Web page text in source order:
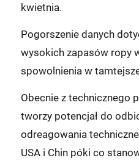
kwietnia.
Pogorszenie danych
wysokich zapasów ropy
spowolnienia w
Obecnie z technicznego
tworzy potencjał do
odreagowania
USA i Chin póki co